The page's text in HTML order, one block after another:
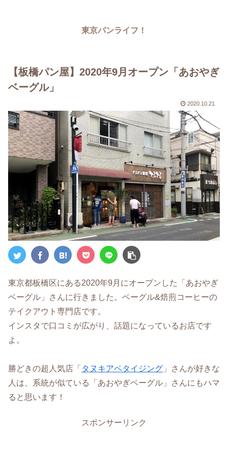
東京パンライフ！
【板橋パン屋】2020年9月オープン「あおやぎ
ベーグル」
2020.10.21
東京都板橋区にある2020年9月にオープンした「あおやぎ
ベーグル」さんに行きました。ベーグル&焙煎コーヒーの
テイクアウト専門店です。
インスタで口コミが広がり、話題になっているお店です
よ。
勝どきの超人気店「 タヌキアペタイジング 」さんが好きな
人は、系統が似ている「あおやぎベーグル」さんにもハマ
ると思います！
スポンサーリンク